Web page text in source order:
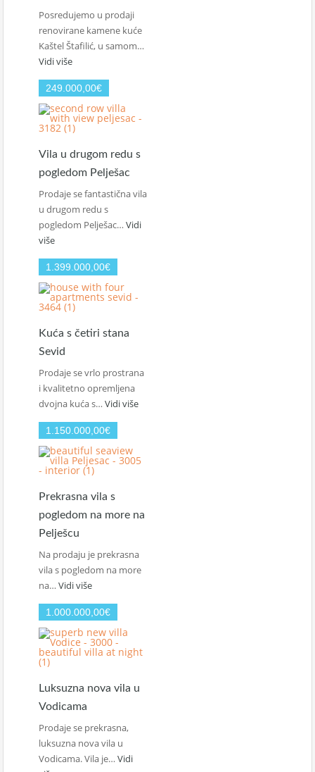
Posredujemo u prodaji
renovirane kamene kuće
Kaštel Štafilić, u samom…
Vidi više
249.000,00€
Vila u drugom redu s
pogledom Pelješac
Prodaje se fantastična vila
u drugom redu s
pogledom Pelješac… Vidi
više
1.399.000,00€
Kuća s četiri stana
Sevid
Prodaje se vrlo prostrana
i kvalitetno opremljena
dvojna kuća s… Vidi više
1.150.000,00€
Prekrasna vila s
pogledom na more na
Pelješcu
Na prodaju je prekrasna
vila s pogledom na more
na… Vidi više
1.000.000,00€
Luksuzna nova vila u
Vodicama
Prodaje se prekrasna,
luksuzna nova vila u
Vodicama. Vila je… Vidi